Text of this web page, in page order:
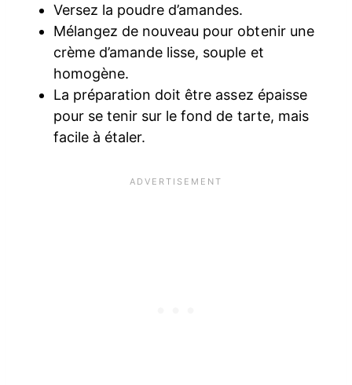
Versez la poudre d’amandes.
Mélangez de nouveau pour obtenir une
crème d’amande lisse, souple et
homogène.
La préparation doit être assez épaisse
pour se tenir sur le fond de tarte, mais
facile à étaler.